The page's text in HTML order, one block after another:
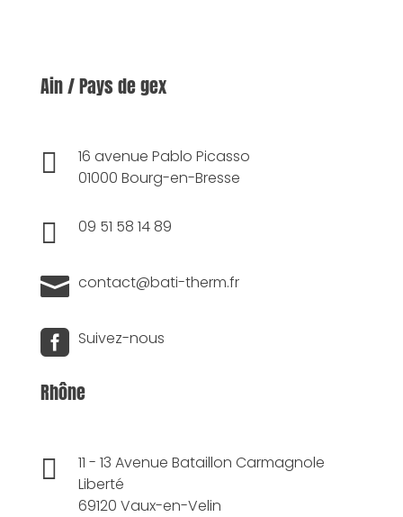
Ain / Pays de gex

16 avenue Pablo Picasso
01000 Bourg-en-Bresse
 09 51 58 14 89
 contact@bati-therm.fr
 Suivez-nous
Rhône

11 - 13 Avenue Bataillon Carmagnole
Liberté
69120 Vaux-en-Velin